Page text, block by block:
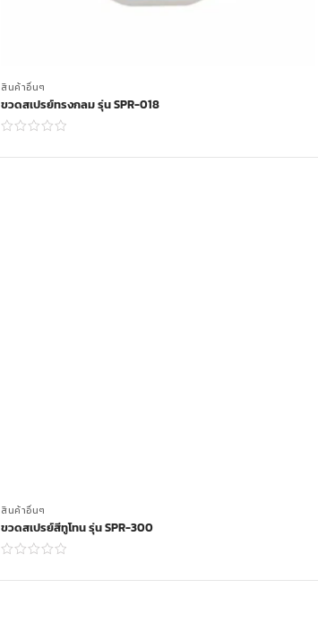
สินค้าอื่นๆ
ขวดสเปรย์ทรงกลม รุ่น SPR-018
Read more
สินค้าอื่นๆ
ขวดสเปรย์สีทูโทน รุ่น SPR-300
Read more